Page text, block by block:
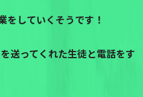
していくそうです！
送ってくれた生徒と電話をす